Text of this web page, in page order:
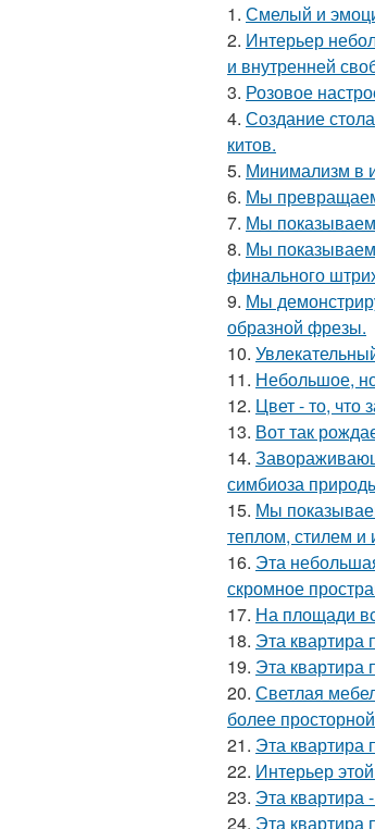
1. Смелый и
2. Интерьер
и внутренней
3. Розовое
4. Создание
китов.
5. Минимализм в
6. Мы
7. Мы
8. Мы показываем
финального
9. Мы
образной фрезы.
10.
11. Небольшое,
12. Цвет - то, что
13. Вот так
14.
симбиоза
15. Мы
теплом, стилем и
16. Эта
скромное
17. На площади
18. Эта квартира
19. Эта квартира
20. Светлая
более
21. Эта квартира
22. Интерьер
23. Эта квартира
24. Эта квартира